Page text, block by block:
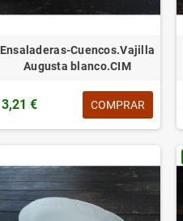
Ensaladeras-Cuencos.Vajilla
Augusta blanco.CIM
3,21 € COMPRAR